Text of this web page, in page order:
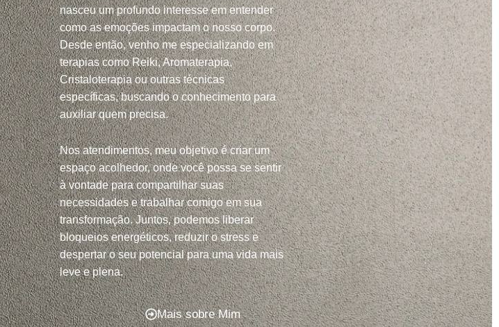
nasceu um profundo interesse em entender
como as emoções impactam o nosso corpo.
Desde então, venho me especializando em
terapias como Reiki, Aromaterapia,
Cristaloterapia ou outras técnicas
específicas, buscando o conhecimento para
auxiliar quem precisa.
Nos atendimentos, meu objetivo é criar um
espaço acolhedor, onde você possa se sentir
à vontade para compartilhar suas
necessidades e trabalhar comigo em sua
transformação. Juntos, podemos liberar
bloqueios energéticos, reduzir o stress e
despertar o seu potencial para uma vida mais
leve e plena.
Mais sobre Mim